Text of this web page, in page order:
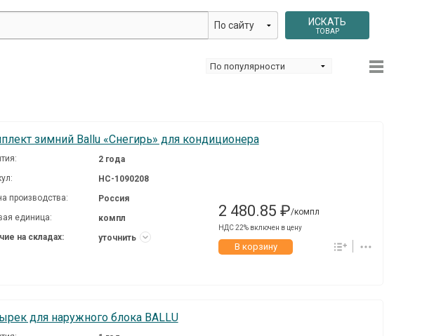
ИСКАТЬ
ТОВАР
зимний Ballu «Снегирь» для кондиционера
2 года
НС-1090208
производства:
Россия
единица:
компл
на складах:
уточнить
2 480.85 ₽/компл
НДС 22% включен в цену
В корзину
для наружного блока BALLU